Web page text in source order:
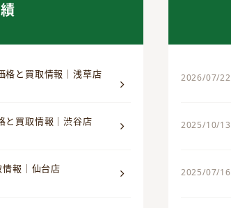
格と買取情報｜浅草店
と買取情報｜渋谷店
報｜仙台店
2026/07/22
2025/10/13
2025/07/16